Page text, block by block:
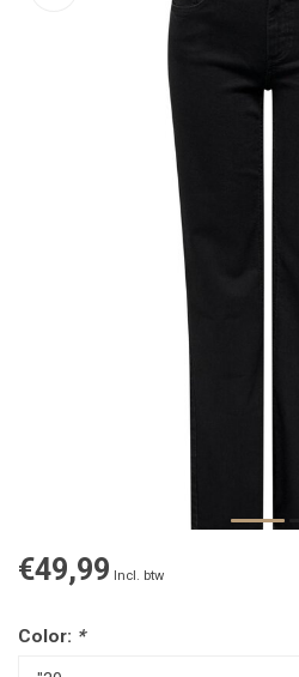
€49,99 Incl. btw
Color: *